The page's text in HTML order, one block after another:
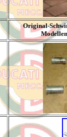
Original-